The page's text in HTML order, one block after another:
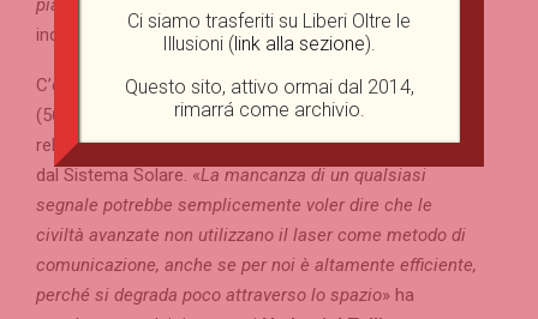
pianeti sui quali non sarebbe da escludere la vita
indovinate un po’ il risultato:niente di niente
C’è da dire che è stato studiato giusto un pugno di stelle
(5600 su circa 100-400 miliardi stimati) e solo
relativamente prossime a noi, a non più di 326 anni luce
dal Sistema Solare. «La mancanza di un qualsiasi
segnale potrebbe semplicemente voler dire che le
civiltà avanzate non utilizzano il laser come metodo di
comunicazione, anche se per noi è altamente efficiente,
perché si degrada poco attraverso lo spazio» ha
Ci siamo trasferiti su Liberi Oltre le
Illusioni (link alla sezione).
Questo sito, attivo ormai dal 2014,
rimarrá come archivio.